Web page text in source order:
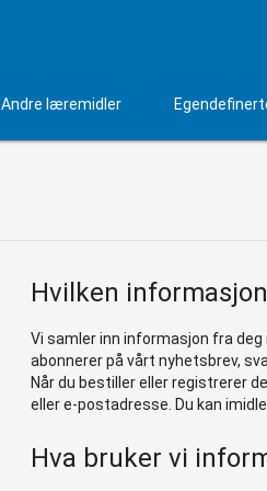
Andre læremidler
Hvilken
Vi samler inn informasjon fra deg
abonnerer på vårt nyhetsbrev,
Når du bestiller eller registrerer
eller e-postadresse. Du kan
Hva bruker vi